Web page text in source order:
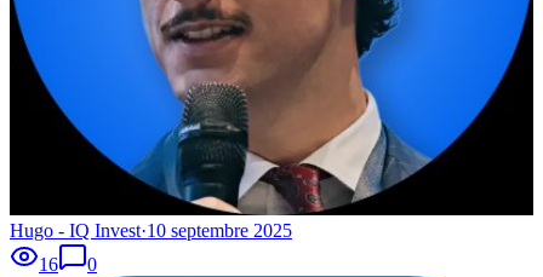
Hugo - IQ Invest·10 septembre 2025
16
0